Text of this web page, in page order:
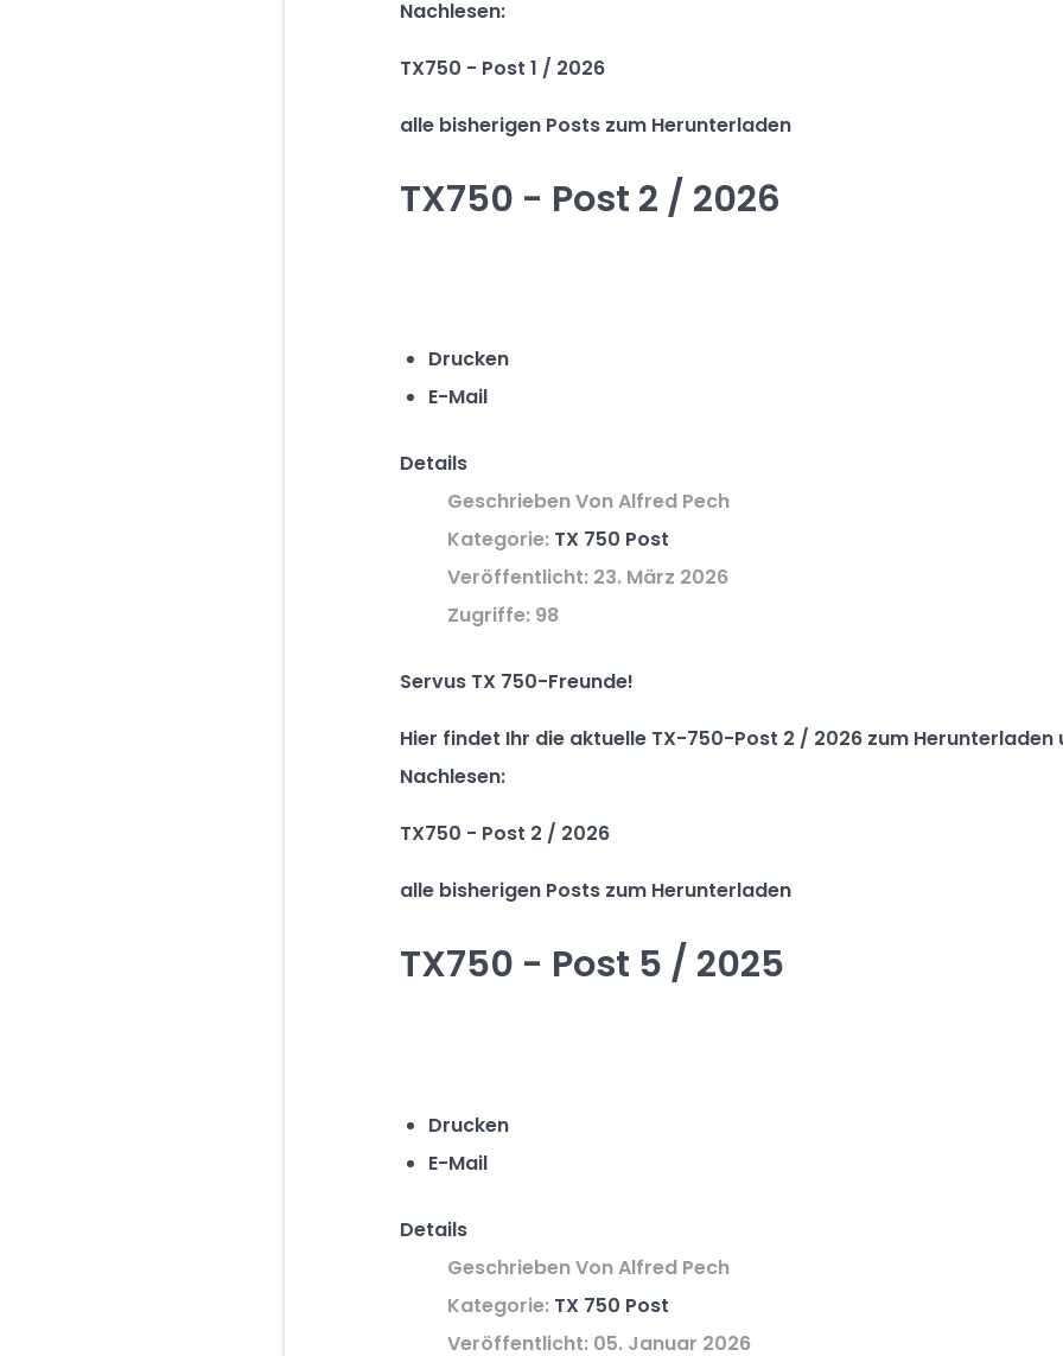
Nachlesen:
TX750 - Post 1 / 2026
alle bisherigen Posts zum Herunterladen
TX750 - Post 2 / 2026
Drucken
E-Mail
Details
Geschrieben VonAlfred Pech
Kategorie: TX 750 Post
Veröffentlicht: 23. März 2026
Zugriffe: 98
Servus TX 750-Freunde!
Hier findet Ihr die aktuelle TX-750-Post 2 / 2026 zum Herunterladen
Nachlesen:
TX750 - Post 2 / 2026
alle bisherigen Posts zum Herunterladen
TX750 - Post 5 / 2025
Drucken
E-Mail
Details
Geschrieben VonAlfred Pech
Kategorie: TX 750 Post
Veröffentlicht: 05. Januar 2026